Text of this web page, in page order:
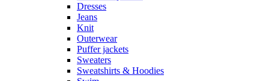
Dresses
Jeans
Knit
Outerwear
Puffer jackets
Sweaters
Sweatshirts & Hoodies